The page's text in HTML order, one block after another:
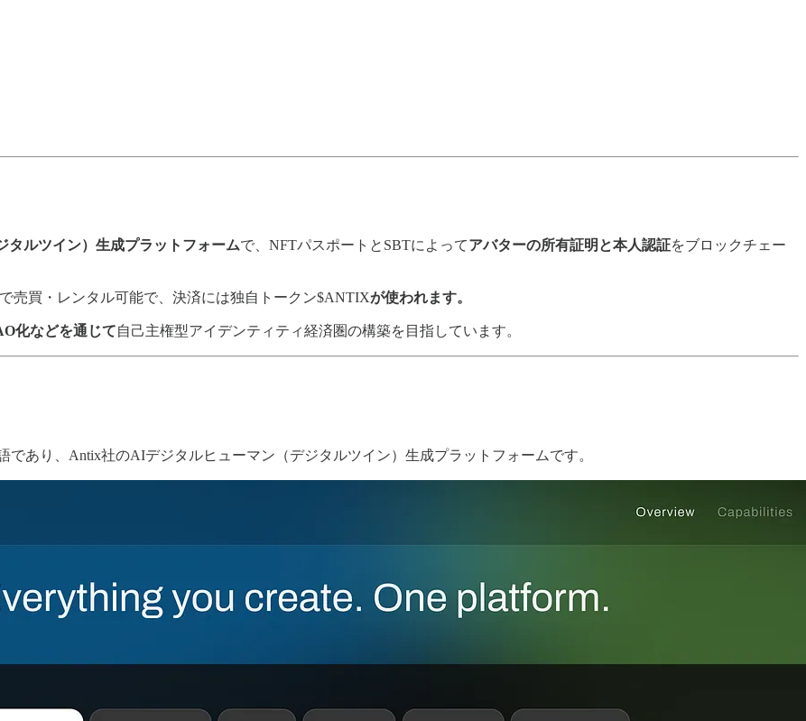
タルツイン）生成プラットフォームで、NFTパスポートとSBTによってアバターの所有証明と本人認証をブロックチェー
で売買・レンタル可能で、決済には独自トークン$ANTIXが使われます。
化などを通じて自己主権型アイデンティティ経済圏の構築を目指しています。
語であり、Antix社のAIデジタルヒューマン（デジタルツイン）生成プラットフォームです。